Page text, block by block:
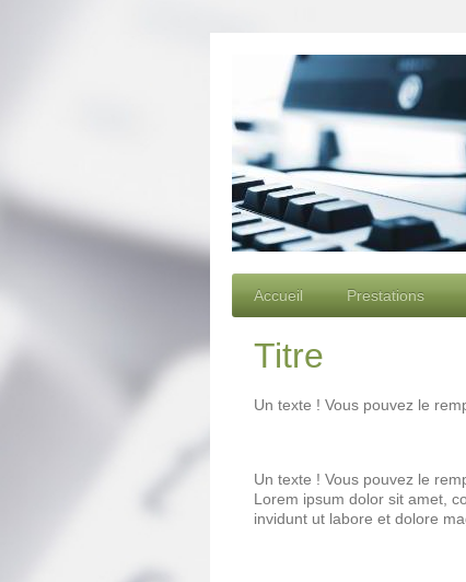
Accueil Prestations
Titre
Un texte ! Vous pouvez le
Un texte ! Vous pouvez le
Lorem ipsum dolor sit amet,
invidunt ut labore et dolore